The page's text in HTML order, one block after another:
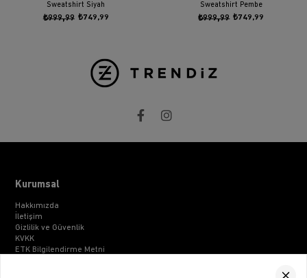
Sweatshirt Siyah
₺749,99
₺999,99
Sweatshirt Pembe
₺749,99
₺999,99
Kurumsal
Hakkımızda
İletişim
Gizlilik ve Güvenlik
KVKK
ETK Bilgilendirme Metni